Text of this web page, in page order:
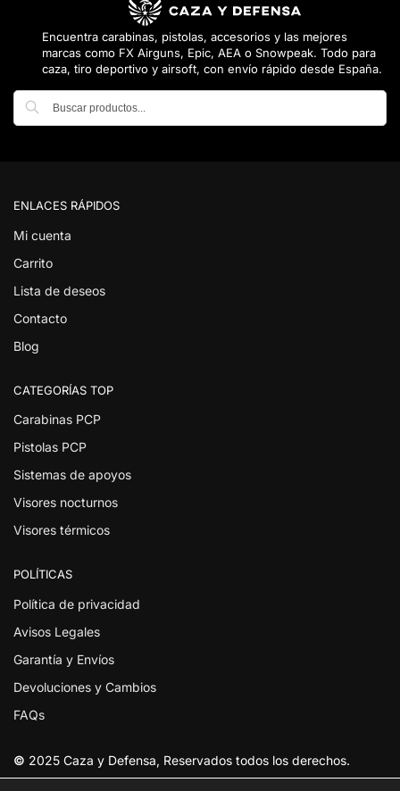
Encuentra carabinas, pistolas, accesorios y las mejores
marcas como FX Airguns, Epic, AEA o Snowpeak. Todo para
caza, tiro deportivo y airsoft, con envío rápido desde España.
ENLACES RÁPIDOS
Mi cuenta
Carrito
Lista de deseos
Contacto
Blog
CATEGORÍAS TOP
Carabinas PCP
Pistolas PCP
Sistemas de apoyos
Visores nocturnos
Visores térmicos
POLÍTICAS
Política de privacidad
Avisos Legales
Garantía y Envíos
Devoluciones y Cambios
FAQs
© 2025 Caza y Defensa, Reservados todos los derechos.